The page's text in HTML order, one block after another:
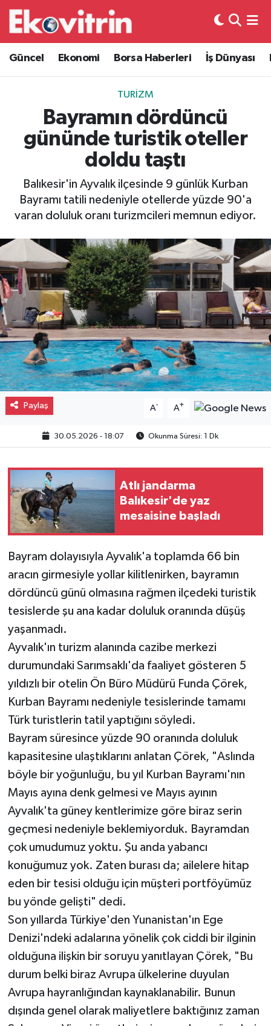
Güncel Ekonomi Borsa Haberleri İş Dünyası
TURIZM
Bayramın dördüncü
gününde turistik oteller
doldu taştı
Balıkesir'in Ayvalık ilçesinde 9 günlük Kurban
Bayramı tatili nedeniyle otellerde yüzde 90'a
varan doluluk oranı turizmcileri memnun ediyor.
Paylaş A- A+
30.05.2026 - 18:07 Okunma Süresi: 1 Dk
Atlı jandarma
Balıkesir'de yaz
mesaisine başladı
Bayram dolayısıyla Ayvalık'a toplamda 66 bin
aracın girmesiyle yollar kilitlenirken, bayramın
dördüncü günü olmasına rağmen ilçedeki turistik
tesislerde şu ana kadar doluluk oranında düşüş
yaşanmadı.
Ayvalık'ın turizm alanında cazibe merkezi
durumundaki Sarımsaklı'da faaliyet gösteren 5
yıldızlı bir otelin Ön Büro Müdürü Funda Çörek,
Kurban Bayramı nedeniyle tesislerinde tamamı
Türk turistlerin tatil yaptığını söyledi.
Bayram süresince yüzde 90 oranında doluluk
kapasitesine ulaştıklarını anlatan Çörek, "Aslında
böyle bir yoğunluğu, bu yıl Kurban Bayramı'nın
Mayıs ayına denk gelmesi ve Mayıs ayının
Ayvalık'ta güney kentlerimize göre biraz serin
geçmesi nedeniyle beklemiyorduk. Bayramdan
çok umudumuz yoktu. Şu anda yabancı
konuğumuz yok. Zaten burası da; ailelere hitap
eden bir tesisi olduğu için müşteri portföyümüz
bu yönde gelişti" dedi.
Son yıllarda Türkiye'den Yunanistan'ın Ege
Denizi'ndeki adalarına yönelik çok ciddi bir ilginin
olduğuna ilişkin bir soruyu yanıtlayan Çörek, "Bu
durum belki biraz Avrupa ülkelerine duyulan
Avrupa hayranlığından kaynaklanabilir. Bunun
dışında genel olarak maliyetlere baktığınız zaman
Güncel
Ekonomi
Borsa Haberleri
İş Dünyası
Otovitrin
Magazin
Gayrimenkul
Spor
Eğitim
Hava Durumu
Trafik Durumu
Süper Lig Puan Durumu ve Fikstür
Tüm Manşetler
Son Dakika Haberleri
Haber Arşivi